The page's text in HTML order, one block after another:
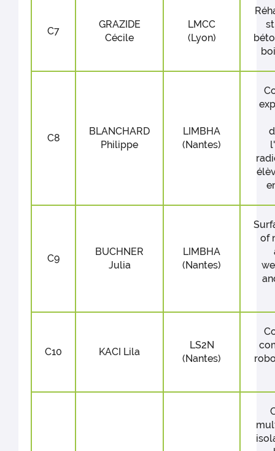
C7
GRAZIDE
Cécile
LMCC
(Lyon)
C8
BLANCHARD
Philippe
LIMBHA
(Nantes)
C9
BUCHNER
Julia
LIMBHA
(Nantes)
of
C10 KACI Lila
LS2N
(Nantes)